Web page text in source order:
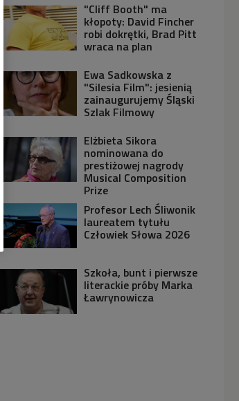
"Cliff Booth" ma
kłopoty: David Fincher
robi dokrętki, Brad Pitt
wraca na plan
Ewa Sadkowska z
"Silesia Film": jesienią
zainaugurujemy Śląski
Szlak Filmowy
Elżbieta Sikora
nominowana do
prestiżowej nagrody
Musical Composition
Prize
Profesor Lech Śliwonik
laureatem tytułu
Człowiek Słowa 2026
Szkoła, bunt i pierwsze
literackie próby Marka
Ławrynowicza